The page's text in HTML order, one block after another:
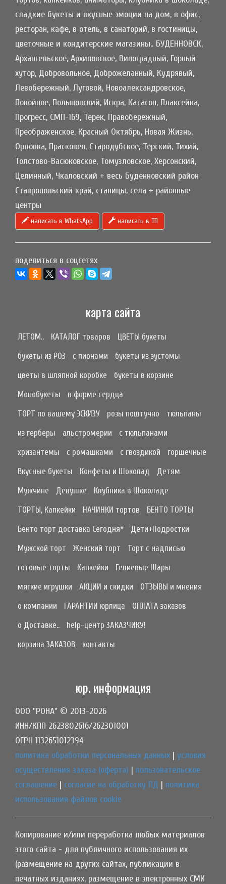
сладкие букеты и вкусные эмоции на дом, в офис,
ресторан, кафе, в отель, в санаторий, в гостиницы,
цветочные и кондитерские магазины.. БУДЕННОВСК,
Архангельское, Архиповское, Виноградный, Горный
хутор, Добровольное, Доброжеланный, Кудрявый,
Левобережный, Луговой, Новоалександровское,
Покойное, Полыновский, Искра, Катасон, Плаксейка,
Прогресс, СМП-169, Терек, Правобережный,
Преображенское, Красный Октябрь, Новая Жизнь,
Орловка, Прасковея, Стародубское, Терский, Тихий,
Толстово-Васюковское, Томузловское, Херсонский,
Целинный, Чкаловский + весь Буденновский район
Ставропольский край, станицы, села + районные
центры
написать в WhatsApp написать в ТП
поделиться в соцсетях
карта сайта
ЛЕТОМ.. КАТАЛОГ товаров
ЦВЕТЫ букеты
букеты из РОЗ
с пионами
букеты из эустомы
цветы в шляпной коробке
букеты в корзине
Монобукеты
в форме сердца
ТОРТ по вашему ЭСКИЗУ
розы поштучно
тюльпаны
из герберы
альстромерии
с тюльпанами
хризантемы
с ромашками с гвоздикой
горшечные
Вкусные букеты
Конфеты и Шоколад
Детям
Мужчине
Девушке
Клубника в Шоколаде
ТОРТЫ, Капкейки
НАЧИНКИ тортов
БЕНТО ТОРТЫ
Бенто торт доставка Сегодня*
Дети+Подростки
Мужской торт
Женский торт
Торт с надписью
готовые торты
Капкейки
Гелиевые Шары
мягкие игрушки
АКЦИИ и скидки
ОТЗЫВЫ и мнения
о компании
ГАРАНТИИ юрлица
ОПЛАТА заказов
о Доставке..
help-центр ЗАКАЗЧИКУ!
корзина ЗАКАЗОВ
контакты
юр. информация
ООО "РОНА" © 2013-2026
ИНН/КПП 2623802616/262301001
ОГРН 1132651012394
политика обработки персональных данных | условия
осуществления заказа (оферта) | пользовательское
соглашение | согласие на обработку ПД | политика
использования файлов cookie
Копирование и/или переработка любых материалов
этого сайта - для публичного использования их
(размещение на других сайтах, публикации в
печатных изданиях, размещение в электронных СМИ